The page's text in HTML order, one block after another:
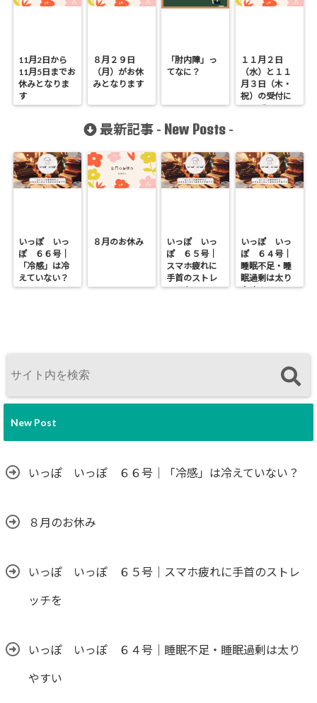
11月2日から
11月5日までお
休みとなりま
す
８月２９日
（月）がお休
みとなります
「肘内障」っ
てなに？
１１月２日
（水）と１１
月３日（木・
祝）の受付に
ついて
最新記事 - New Posts -
いっぽ いっ
ぽ ６６号｜
「冷感」は冷
えていない？
８月のお休み
いっぽ いっ
ぽ ６５号｜
スマホ疲れに
手首のストレ
ッチを
いっぽ いっ
ぽ ６４号｜
睡眠不足・睡
眠過剰は太り
やすい
New Post
いっぽ いっぽ ６６号｜「冷感」は冷えていない？
８月のお休み
いっぽ いっぽ ６５号｜スマホ疲れに手首のストレ
ッチを
いっぽ いっぽ ６４号｜睡眠不足・睡眠過剰は太り
やすい